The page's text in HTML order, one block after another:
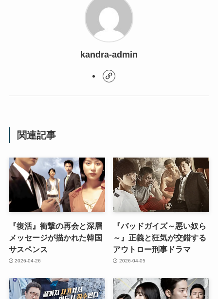
kandra-admin
関連記事
『復活』衝撃の再会と深層
メッセージが描かれた韓国
サスペンス
2026-04-26
『バッドガイズ～悪い奴ら
～』正義と狂気が交錯する
アウトロー刑事ドラマ
2026-04-05